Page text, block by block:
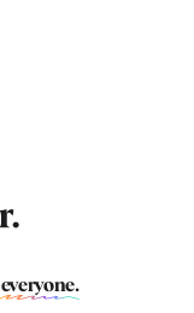
everyone.